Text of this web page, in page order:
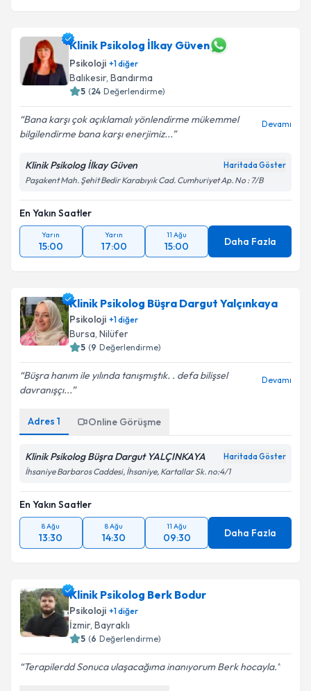
Klinik Psikolog İlkay Güven
Psikoloji +1diğer
Balıkesir, Bandırma
5 (24 Değerlendirme)
Bana karşı çok açıklamalı yönlendirme mükemmel
bilgilendirme bana karşı enerjimiz...
Devamı
Klinik Psikolog İlkay Güven Haritada Göster
Paşakent Mah. Şehit Bedir Karabıyık Cad. Cumhuriyet Ap. No : 7/B
En Yakın Saatler
Yarın
15:00
Yarın
17:00
11 Ağu
15:00 Daha Fazla
Klinik Psikolog Büşra Dargut Yalçınkaya
Psikoloji +1diğer
Bursa, Nilüfer
5 (9 Değerlendirme)
Büşra hanım ile yılında tanışmıştık. . defa bilişsel
davranışçı...
Devamı
Adres 1 Online Görüşme
Klinik Psikolog Büşra Dargut YALÇINKAYA Haritada Göster
İhsaniye Barbaros Caddesi, İhsaniye, Kartallar Sk. no:4/1
En Yakın Saatler
8 Ağu
13:30
8 Ağu
14:30
11 Ağu
09:30 Daha Fazla
Klinik Psikolog Berk Bodur
Psikoloji +1diğer
İzmir, Bayraklı
5 (6 Değerlendirme)
Terapilerdd Sonuca ulaşacağıma inanıyorum Berk hocayla.